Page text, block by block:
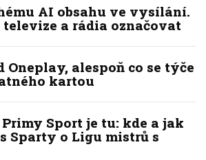
AI obsahu ve vysílání.
televize a rádia označovat
alespoň co se týče
kartou
Sport je tu: kde a jak
Sparty o Ligu mistrů s